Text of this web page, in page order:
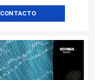
CONTACTO